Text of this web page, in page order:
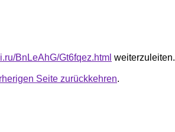
BnLeAhG/Gt6fqez.html weiterzuleiten.
Seite zurückkehren.